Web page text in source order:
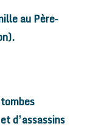
au Père-
d’assassins